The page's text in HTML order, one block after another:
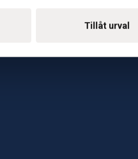
Tillåt urval